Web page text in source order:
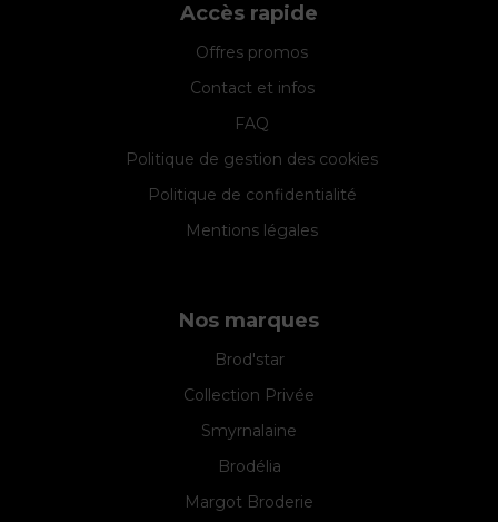
Accès rapide
Offres promos
Contact et infos
FAQ
Politique de gestion des cookies
Politique de confidentialité
Mentions légales
Nos marques
Brod'star
Collection Privée
Smyrnalaine
Brodélia
Margot Broderie